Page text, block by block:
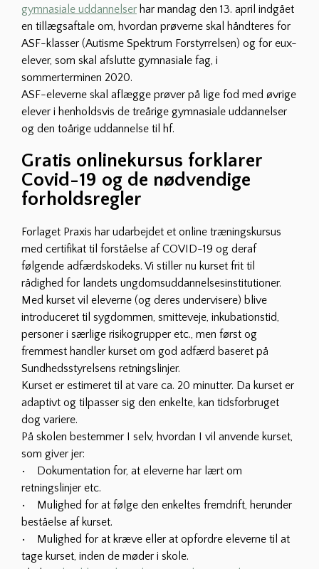
gymnasiale uddannelser har mandag den 13. april indgået
en tillægsaftale om, hvordan prøverne skal håndteres for
ASF-klasser (Autisme Spektrum Forstyrrelsen) og for eux-
elever, som skal afslutte gymnasiale fag, i
sommerterminen 2020.
ASF-eleverne skal aflægge prøver på lige fod med øvrige
elever i henholdsvis de treårige gymnasiale uddannelser
og den toårige uddannelse til hf.
Gratis onlinekursus forklarer
Covid-19 og de nødvendige
forholdsregler
Forlaget Praxis har udarbejdet et online træningskursus
med certifikat til forståelse af COVID-19 og deraf
følgende adfærdskodeks. Vi stiller nu kurset frit til
rådighed for landets ungdomsuddannelsesinstitutioner.
Med kurset vil eleverne (og deres undervisere) blive
introduceret til sygdommen, smitteveje, inkubationstid,
personer i særlige risikogrupper etc., men først og
fremmest handler kurset om god adfærd baseret på
Sundhedsstyrelsens retningslinjer.
Kurset er estimeret til at vare ca. 20 minutter. Da kurset er
adaptivt og tilpasser sig den enkelte, kan tidsforbruget
dog variere.
På skolen bestemmer I selv, hvordan I vil anvende kurset,
som giver jer:
• Dokumentation for, at eleverne har lært om
retningslinjer etc.
• Mulighed for at følge den enkeltes fremdrift, herunder
beståelse af kurset.
• Mulighed for at kræve eller at opfordre eleverne til at
tage kurset, inden de møder i skole.